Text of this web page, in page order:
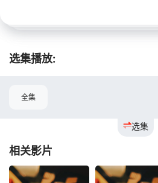
选集播放:
选集
全集
相关影片